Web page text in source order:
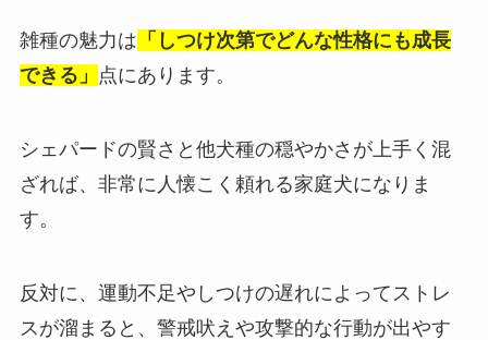
雑種の魅力は 「しつけ次第でどんな性格にも成長
できる」 点にあります。
シェパードの賢さと他犬種の穏やかさが上手く混
ざれば、非常に人懐こく頼れる家庭犬になりま
す。
反対に、運動不足やしつけの遅れによってストレ
スが溜まると、警戒吠えや攻撃的な行動が出やす